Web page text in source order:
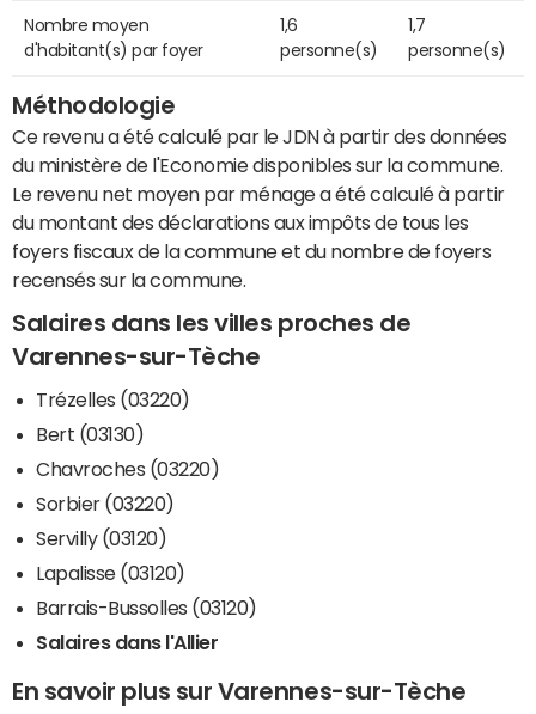
Nombre moyen
d'habitant(s) par foyer
1,6
personne(s)
1,7
personne(s)
Méthodologie
Ce revenu a été calculé par le JDN à partir des données
du ministère de l'Economie disponibles sur la commune.
Le revenu net moyen par ménage a été calculé à partir
du montant des déclarations aux impôts de tous les
foyers fiscaux de la commune et du nombre de foyers
recensés sur la commune.
Salaires dans les villes proches de
Varennes-sur-Tèche
Trézelles (03220)
Bert (03130)
Chavroches (03220)
Sorbier (03220)
Servilly (03120)
Lapalisse (03120)
Barrais-Bussolles (03120)
Salaires dans l'Allier
En savoir plus sur Varennes-sur-Tèche